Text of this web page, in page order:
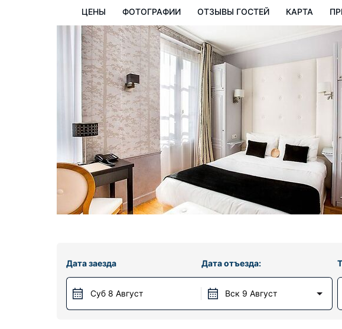
ЦЕНЫ ФОТОГРАФИИ ОТЗЫВЫ ГОСТЕЙ КАРТА
Дата заезда
Суб 8 Август
Дата отъезда:
Вск 9 Август